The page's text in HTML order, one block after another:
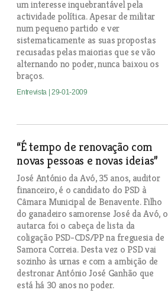
um interesse inquebrantável pela
actividade política. Apesar de militar
num pequeno partido e ver
sistematicamente as suas propostas
recusadas pelas maiorias que se vão
alternando no poder, nunca baixou os
braços.
Entrevista | 29-01-2009
“É tempo de renovação com
novas pessoas e novas ideias”
José António da Avó, 35 anos, auditor
financeiro, é o candidato do PSD à
Câmara Municipal de Benavente. Filho
do ganadeiro samorense José da Avó, o
autarca foi o cabeça de lista da
coligação PSD-CDS/PP na freguesia de
Samora Correia. Desta vez o PSD vai
sozinho às urnas e com a ambição de
destronar António José Ganhão que
está há 30 anos no poder.